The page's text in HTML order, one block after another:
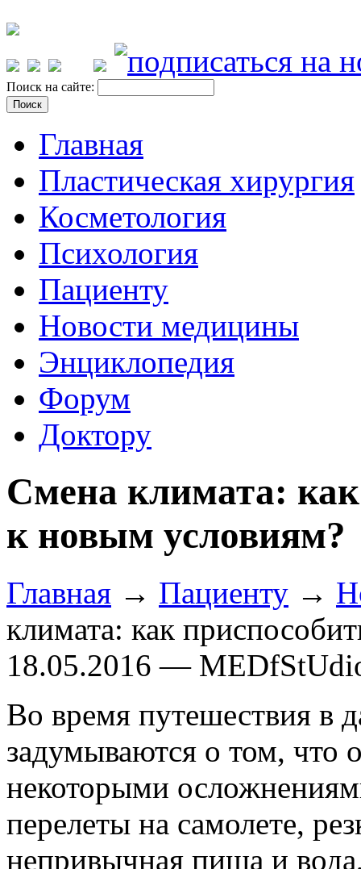
Поиск на сайте:
Главная
Пластическая хирургия
Косметология
Психология
Пациенту
Новости медицины
Энциклопедия
Форум
Доктору
Смена климата:
к новым условиям?
Главная → Пациенту →
климата: как
18.05.2016 —
Во время путешествия в
задумываются о том, что
некоторыми
перелеты на самолете,
непривычная пища и